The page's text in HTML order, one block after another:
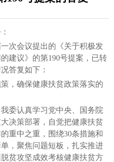
会议提出的《关于积极发
建议》的第190号提案，已转
答复如下：
确保健康扶贫政策落实的
认真学习党中央、国务院
决策部署，自觉把健康扶贫
重中之重，围绕30条措施和
，聚焦问题短板，扎实推进
贫攻坚成效考核健康扶贫方